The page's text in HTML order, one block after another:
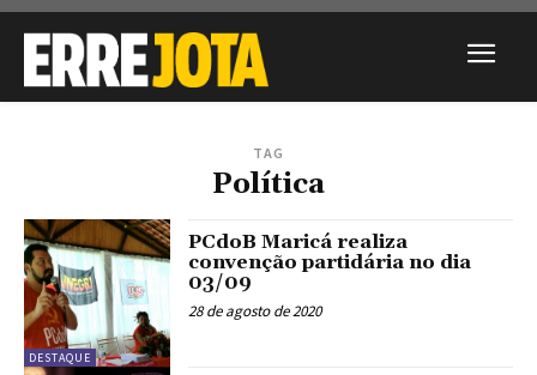
TAG
Política
DESTAQUE
PCdoB Maricá realiza
convenção partidária no dia
03/09
28 de agosto de 2020